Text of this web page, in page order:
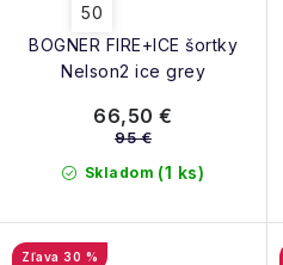
BOGNER FIRE+ICE šortky
Nelson2 ice grey
50
Skladom (1 ks)
66,50 €
95 €
30 %